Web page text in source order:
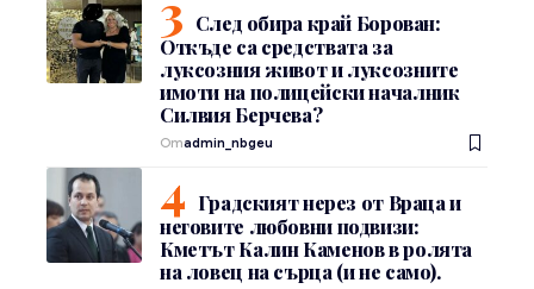
След обира край Борован:
Откъде са средствата за
луксозния живот и луксозните
имоти на полицейски началник
Силвия Берчева?
Отadmin_nbgeu
Градският нерез от Враца и
неговите любовни подвизи:
Кметът Калин Каменов в ролята
на ловец на сърца (и не само).